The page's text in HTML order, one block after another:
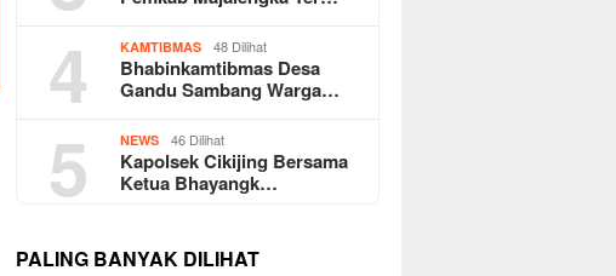
4 KAMTIBMAS 48 Dilihat
Bhabinkamtibmas Desa
Gandu Sambang Warga…
5 NEWS 46 Dilihat
Kapolsek Cikijing Bersama
Ketua Bhayangk…
PALING BANYAK DILIHAT